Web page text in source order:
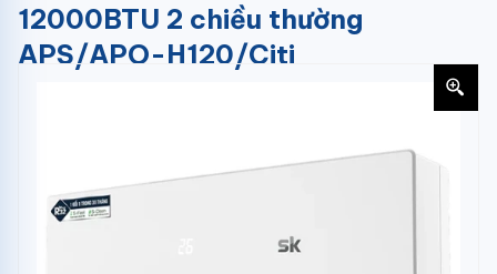
12000BTU 2 chiều thường
APS/APO-H120/Citi